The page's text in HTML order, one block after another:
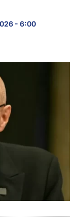
- 6:00